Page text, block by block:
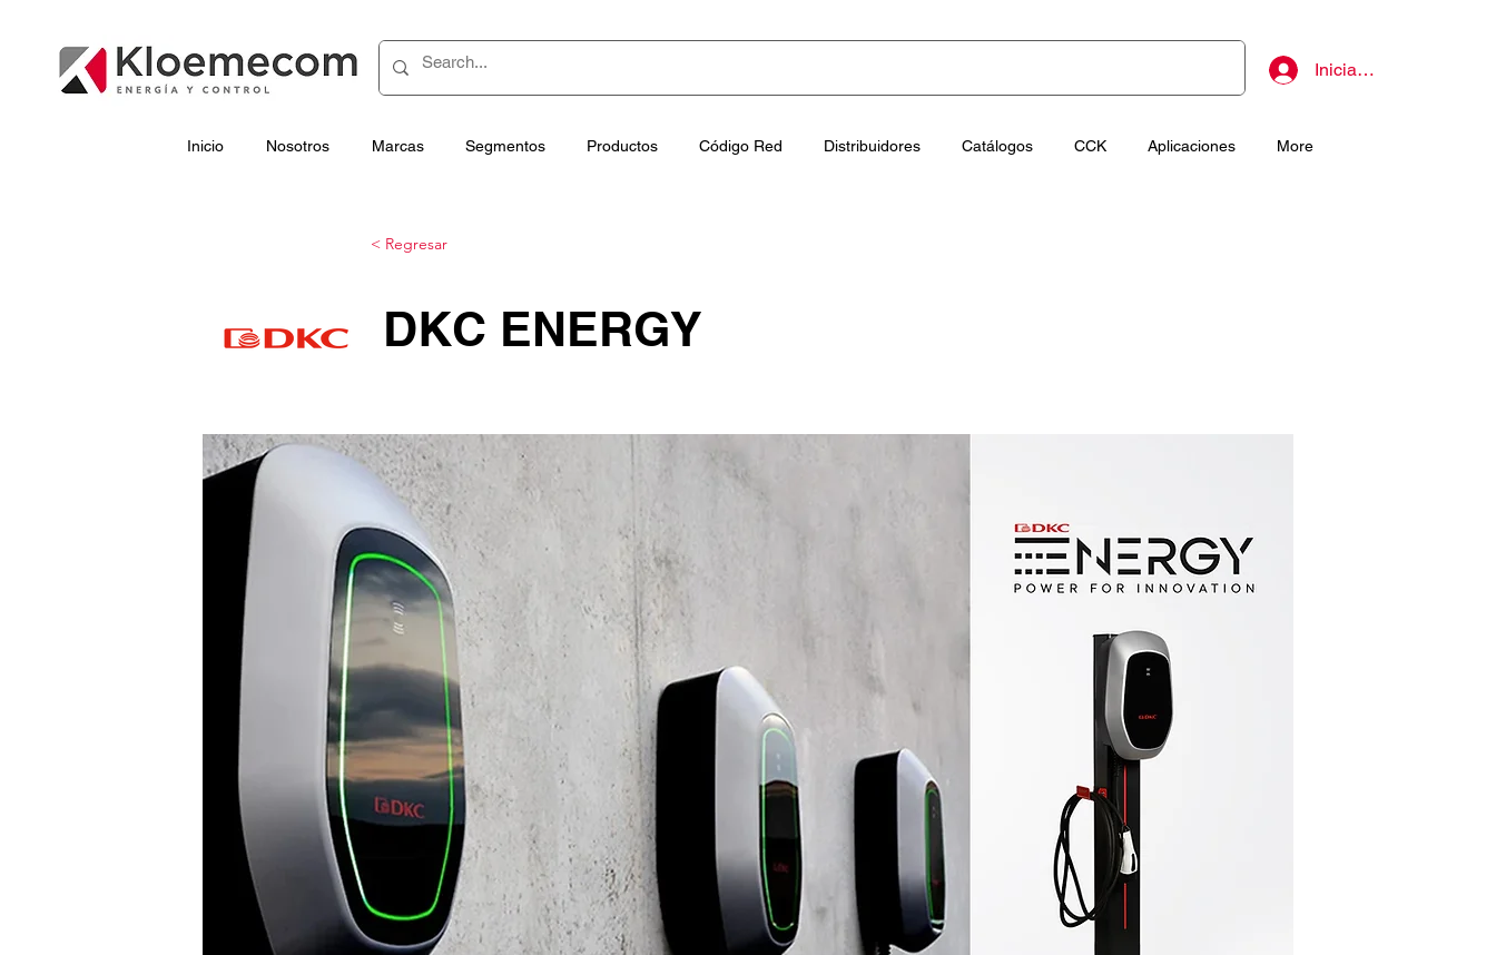
Iniciar sesión
Inicio Nosotros Marcas Segmentos Productos Código Red Distribuidores Catálogos CCK Aplicaciones More
< Regresar
DKC ENERGY